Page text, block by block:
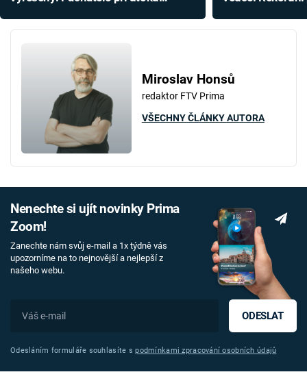
Miroslav Honsů
redaktor FTV Prima
VŠECHNY ČLÁNKY AUTORA
Nenechte si ujít novinky Prima
Zoom!
Zanechte nám svůj e-mail a 1x týdně vás
upozorníme na to nejnovější a nejlepší z
našeho webu.
ODESLAT
Odesláním formuláře souhlasíte spodmínkami zpracování osobních údajů